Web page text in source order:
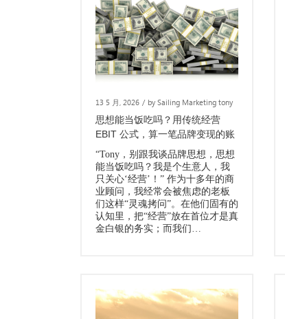
13 5 月, 2026 / by Sailing Marketing tony
思想能当饭吃吗？用传统经营
EBIT 公式，算一笔品牌变现的账
“Tony，别跟我谈品牌思想，思想
能当饭吃吗？我是个生意人，我
只关心‘经营’！” 作为十多年的商
业顾问，我经常会被焦虑的老板
们这样“灵魂拷问”。在他们固有的
认知里，把“经营”放在首位才是真
金白银的务实；而我们…